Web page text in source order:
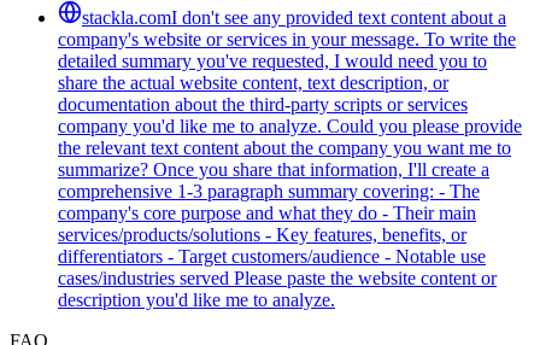
stackla.comI don't see any provided text content about a
company's website or services in your message. To write the
detailed summary you've requested, I would need you to
share the actual website content, text description, or
documentation about the third-party scripts or services
company you'd like me to analyze. Could you please provide
the relevant text content about the company you want me to
summarize? Once you share that information, I'll create a
comprehensive 1-3 paragraph summary covering: - The
company's core purpose and what they do - Their main
services/products/solutions - Key features, benefits, or
differentiators - Target customers/audience - Notable use
cases/industries served Please paste the website content or
description you'd like me to analyze.
FAQ